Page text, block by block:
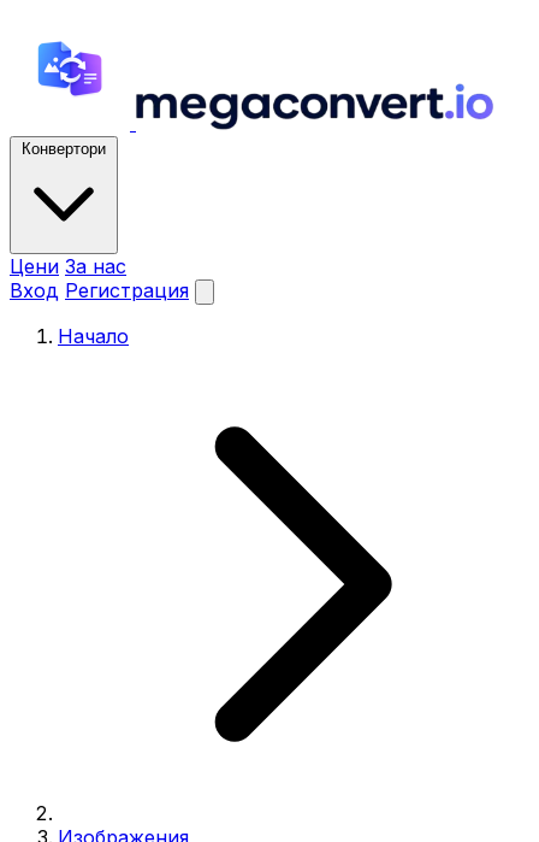
Конвертори
Цени За нас
Вход Регистрация
Начало
Изображения